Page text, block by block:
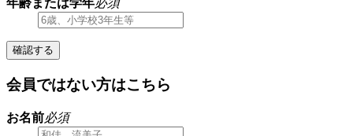
年齢または学年必須
確認する
会員ではない方はこちら
お名前必須